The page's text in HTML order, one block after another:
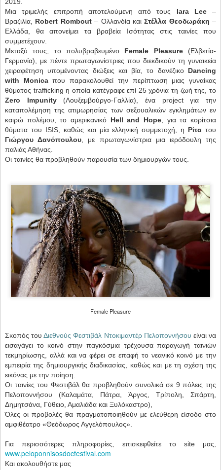
Μια τριμελής επιτροπή αποτελούμενη από τους Iara Lee–
Βραζιλία, Robert Rombout– Ολλανδία καιΣτέλλα Θεοδωράκη –
Ελλάδα, θα απονείμει τα βραβεία Ισότητας στις ταινίες που
συμμετέχουν.
Μεταξύ τους, το πολυβραβευμένο Female Pleasure(Ελβετία-
Γερμανία), με πέντε πρωταγωνίστριες που διεκδικούν τη γυναικεία
χειραφέτηση υπομένοντας διώξεις και βία, το δανέζικο Dancing
with Monicaπου παρακολουθεί την περίπτωση μιας γυναίκας
θύματος trafficking η οποία κατέγραφε επί 25 χρόνια τη ζωή της, το
Zero Impunity(Λουξεμβούργο-Γαλλία), ένα project για την
καταπολέμηση της ατιμωρησίας των σεξουαλικών εγκλημάτων εν
καιρώ πολέμου, το αμερικανικό Hell and Hope , για τα κορίτσια
θύματα του ISIS, καθώς και μία ελληνική συμμετοχή, η Ρίτατου
Γιώργου Δανόπουλου , με πρωταγωνίστρια μια ιερόδουλη της
παλιάς Αθήνας.
Οι ταινίες θα προβληθούν παρουσία των δημιουργών τους.
Female Pleasure
Σκοπός τουΔιεθνούς Φεστιβάλ Ντοκιμαντέρ Πελοποννήσου είναι να
εισαγάγει το κοινό στην παγκόσμια τρέχουσα παραγωγή ταινιών
τεκμηρίωσης, αλλά και να φέρει σε επαφή το νεανικό κοινό με την
εμπειρία της δημιουργικής διαδικασίας, καθώς και με τη σχέση της
εικόνας με την ποίηση.
Οι ταινίες του Φεστιβάλ θα προβληθούν συνολικά σε 9 πόλεις της
Πελοποννήσου (Καλαμάτα, Πάτρα, Άργος, Τρίπολη, Σπάρτη,
Δημητσάνα, Γύθειο, Αμαλιάδα και Ξυλόκαστρο),
Όλες οι προβολές θα πραγματοποιηθούν με ελεύθερη είσοδο στο
αμφιθέατρο «Θεόδωρος Αγγελόπουλος».
Για περισσότερες πληροφορίες, επισκεφθείτε το site μας,
www.peloponnisosdocfestival.com
Και ακολουθήστε μας